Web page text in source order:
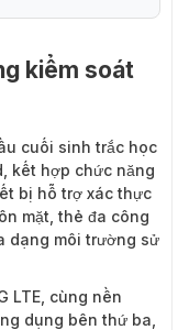
kiểm soát
cuối sinh trắc học
kết hợp chức năng
bị hỗ trợ xác thực
mặt, thẻ đa công
dạng môi trường sử
LTE, cùng nền
dụng bên thứ ba,